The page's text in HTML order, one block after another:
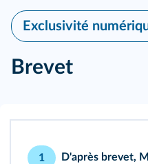
Exclusivité
Brevet
1 D'après brevet,